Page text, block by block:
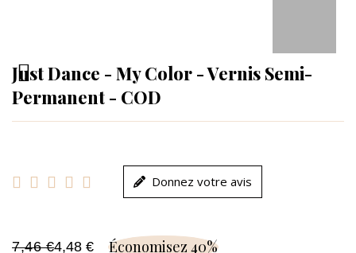
Just Dance - My Color - Vernis Semi-
Permanent - COD
     Donnez votre avis
7,46 €4,48 € Économisez 40%